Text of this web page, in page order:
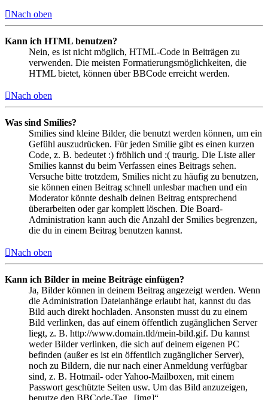
Nach oben
Kann ich HTML benutzen?
Nein, es ist nicht möglich, HTML-Code in Beiträgen zu
verwenden. Die meisten Formatierungsmöglichkeiten, die
HTML bietet, können über BBCode erreicht werden.
Nach oben
Was sind Smilies?
Smilies sind kleine Bilder, die benutzt werden können, um ein
Gefühl auszudrücken. Für jeden Smilie gibt es einen kurzen
Code, z. B. bedeutet :) fröhlich und :( traurig. Die Liste aller
Smilies kannst du beim Verfassen eines Beitrags sehen.
Versuche bitte trotzdem, Smilies nicht zu häufig zu benutzen,
sie können einen Beitrag schnell unlesbar machen und ein
Moderator könnte deshalb deinen Beitrag entsprechend
überarbeiten oder gar komplett löschen. Die Board-
Administration kann auch die Anzahl der Smilies begrenzen,
die du in einem Beitrag benutzen kannst.
Nach oben
Kann ich Bilder in meine Beiträge einfügen?
Ja, Bilder können in deinem Beitrag angezeigt werden. Wenn
die Administration Dateianhänge erlaubt hat, kannst du das
Bild auch direkt hochladen. Ansonsten musst du zu einem
Bild verlinken, das auf einem öffentlich zugänglichen Server
liegt, z. B. http://www.domain.tld/mein-bild.gif. Du kannst
weder Bilder verlinken, die sich auf deinem eigenen PC
befinden (außer es ist ein öffentlich zugänglicher Server),
noch zu Bildern, die nur nach einer Anmeldung verfügbar
sind, z. B. Hotmail- oder Yahoo-Mailboxen, mit einem
Passwort geschützte Seiten usw. Um das Bild anzuzeigen,
benutze den BBCode-Tag „[img]“.